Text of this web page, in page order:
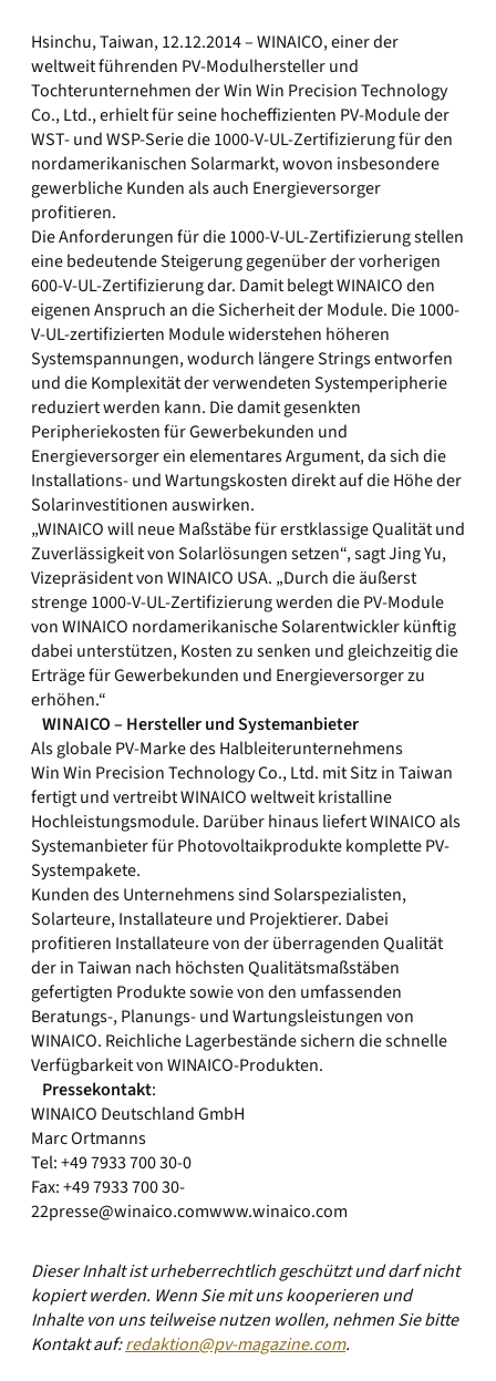
Hsinchu, Taiwan, 12.12.2014 – WINAICO, einer der
weltweit führenden PV-Modulhersteller und
Tochterunternehmen der Win Win Precision Technology
Co., Ltd., erhielt für seine hocheffizienten PV-Module der
WST- und WSP-Serie die 1000-V-UL-Zertifizierung für den
nordamerikanischen Solarmarkt, wovon insbesondere
gewerbliche Kunden als auch Energieversorger
profitieren.
Die Anforderungen für die 1000-V-UL-Zertifizierung stellen
eine bedeutende Steigerung gegenüber der vorherigen
600-V-UL-Zertifizierung dar. Damit belegt WINAICO den
eigenen Anspruch an die Sicherheit der Module. Die 1000-
V-UL-zertifizierten Module widerstehen höheren
Systemspannungen, wodurch längere Strings entworfen
und die Komplexität der verwendeten Systemperipherie
reduziert werden kann. Die damit gesenkten
Peripheriekosten für Gewerbekunden und
Energieversorger ein elementares Argument, da sich die
Installations- und Wartungskosten direkt auf die Höhe der
Solarinvestitionen auswirken.
„WINAICO will neue Maßstäbe für erstklassige Qualität und
Zuverlässigkeit von Solarlösungen setzen“, sagt Jing Yu,
Vizepräsident von WINAICO USA. „Durch die äußerst
strenge 1000-V-UL-Zertifizierung werden die PV-Module
von WINAICO nordamerikanische Solarentwickler künftig
dabei unterstützen, Kosten zu senken und gleichzeitig die
Erträge für Gewerbekunden und Energieversorger zu
erhöhen.“
WINAICO – Hersteller und Systemanbieter
Als globale PV-Marke des Halbleiterunternehmens
Win Win Precision Technology Co., Ltd. mit Sitz in Taiwan
fertigt und vertreibt WINAICO weltweit kristalline
Hochleistungsmodule. Darüber hinaus liefert WINAICO als
Systemanbieter für Photovoltaikprodukte komplette PV-
Systempakete.
Kunden des Unternehmens sind Solarspezialisten,
Solarteure, Installateure und Projektierer. Dabei
profitieren Installateure von der überragenden Qualität
der in Taiwan nach höchsten Qualitätsmaßstäben
gefertigten Produkte sowie von den umfassenden
Beratungs-, Planungs- und Wartungsleistungen von
WINAICO. Reichliche Lagerbestände sichern die schnelle
Verfügbarkeit von WINAICO-Produkten.
Pressekontakt:
WINAICO Deutschland GmbH
Marc Ortmanns
Tel: +49 7933 700 30-0
Fax: +49 7933 700 30-
22presse@winaico.comwww.winaico.com
Dieser Inhalt ist urheberrechtlich geschützt und darf nicht
kopiert werden. Wenn Sie mit uns kooperieren und
Inhalte von uns teilweise nutzen wollen, nehmen Sie bitte
Kontakt auf:redaktion@pv-magazine.com.